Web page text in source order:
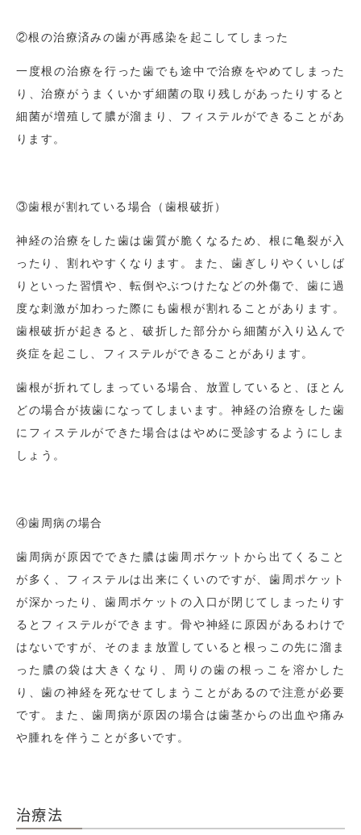
②根の治療済みの歯が再感染を起こしてしまった
一度根の治療を行った歯でも途中で治療をやめてしまった
り、治療がうまくいかず細菌の取り残しがあったりすると
細菌が増殖して膿が溜まり、フィステルができることがあ
ります。
③歯根が割れている場合（歯根破折）
神経の治療をした歯は歯質が脆くなるため、根に亀裂が入
ったり、割れやすくなります。また、歯ぎしりやくいしば
りといった習慣や、転倒やぶつけたなどの外傷で、歯に過
度な刺激が加わった際にも歯根が割れることがあります。
歯根破折が起きると、破折した部分から細菌が入り込んで
炎症を起こし、フィステルができることがあります。
歯根が折れてしまっている場合、放置していると、ほとん
どの場合が抜歯になってしまいます。神経の治療をした歯
にフィステルができた場合ははやめに受診するようにしま
しょう。
④歯周病の場合
歯周病が原因でできた膿は歯周ポケットから出てくること
が多く、フィステルは出来にくいのですが、歯周ポケット
が深かったり、歯周ポケットの入口が閉じてしまったりす
るとフィステルができます。骨や神経に原因があるわけで
はないですが、そのまま放置していると根っこの先に溜ま
った膿の袋は大きくなり、周りの歯の根っこを溶かした
り、歯の神経を死なせてしまうことがあるので注意が必要
です。また、歯周病が原因の場合は歯茎からの出血や痛み
や腫れを伴うことが多いです。
治療法